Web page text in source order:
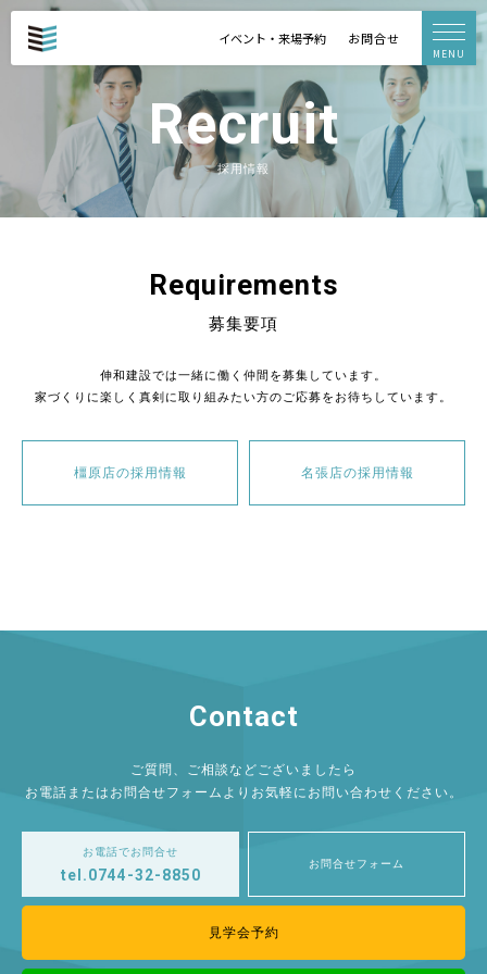
イベント・来場予約 お問合せ
MENU
Recruit
採用情報
Requirements
募集要項
伸和建設では一緒に働く仲間を募集しています。
家づくりに楽しく真剣に取り組みたい方のご応募をお待ちしています。
橿原店の採用情報 名張店の採用情報
Contact
ご質問、ご相談などございましたら
お電話またはお問合せフォームよりお気軽にお問い合わせください。
お電話でお問合せ
tel.0744-32-8850
お問合せフォーム
見学会予約